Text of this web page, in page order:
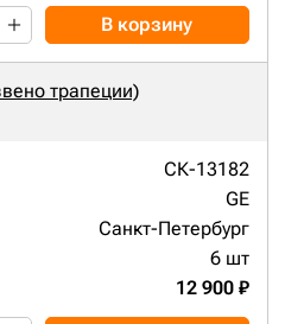
В корзину
трапеции)
СК-13182
GE
Санкт-Петербург
6 шт
12 900 ₽